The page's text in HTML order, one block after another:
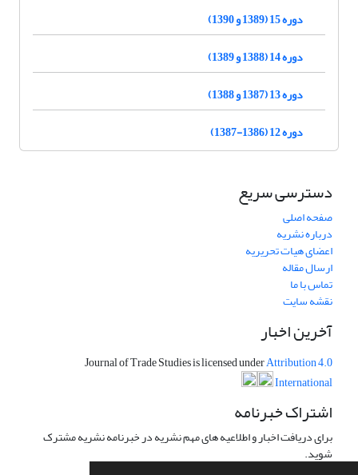
دوره 15 (1389 و 1390)
دوره 14 (1388 و 1389)
دوره 13 (1387 و 1388)
دوره 12 (1386-1387)
دسترسی سریع
صفحه اصلی
درباره نشریه
اعضای هیات تحریریه
ارسال مقاله
تماس با ما
نقشه سایت
آخرین اخبار
Journal of Trade Studies is licensed underAttribution 4.0
International
اشتراک خبرنامه
برای دریافت اخبار و اطلاعیه های مهم نشریه در خبرنامه نشریه مشترک
شوید.